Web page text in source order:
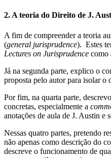
2. A teoria do Direito de J.
A fim de compreender a teoria
(general jurisprudence). Estes
Lectures on Jurisprudence como
Já na segunda parte, explico o
proposta pelo autor para isolar o
Por fim, na quarta parte,
concretas, especialmente a
anotações de aula de J. Austin e
Nessas quatro partes, pretendo
não apenas como descrição do
descreve o funcionamento de